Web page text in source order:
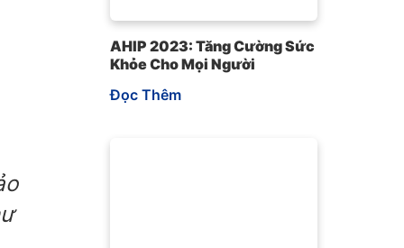
AHIP 2023: Tăng Cường Sức
Khỏe Cho Mọi Người
Đọc Thêm